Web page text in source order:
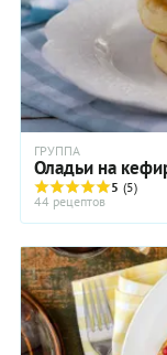
ГРУППА
Оладьи на
5 (5)
44 рецептов